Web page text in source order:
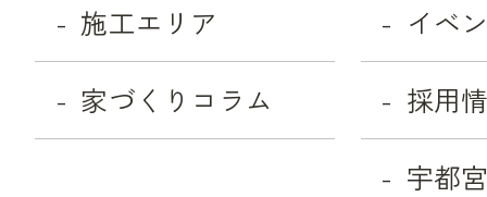
施工エリア
家づくりコラム
イベ
採用
宇都